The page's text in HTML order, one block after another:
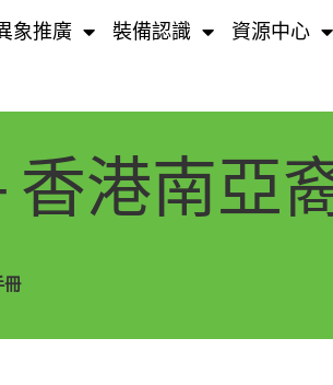
象推廣 裝備認識 資源中心
港南亞
冊